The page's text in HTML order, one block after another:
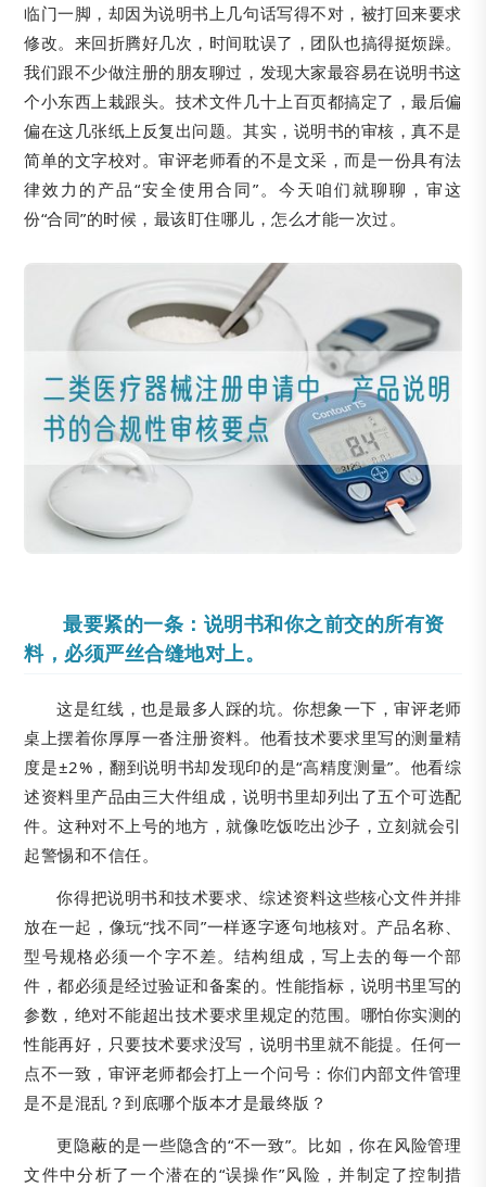
临门一脚，却因为说明书上几句话写得不对，被打回来要求
修改。来回折腾好几次，时间耽误了，团队也搞得挺烦躁。
我们跟不少做注册的朋友聊过，发现大家最容易在说明书这
个小东西上栽跟头。技术文件几十上百页都搞定了，最后偏
偏在这几张纸上反复出问题。其实，说明书的审核，真不是
简单的文字校对。审评老师看的不是文采，而是一份具有法
律效力的产品“安全使用合同”。今天咱们就聊聊，审这
份“合同”的时候，最该盯住哪儿，怎么才能一次过。
最要紧的一条：说明书和你之前交的所有资
料，必须严丝合缝地对上。
这是红线，也是最多人踩的坑。你想象一下，审评老师
桌上摆着你厚厚一沓注册资料。他看技术要求里写的测量精
度是±2%，翻到说明书却发现印的是“高精度测量”。他看综
述资料里产品由三大件组成，说明书里却列出了五个可选配
件。这种对不上号的地方，就像吃饭吃出沙子，立刻就会引
起警惕和不信任。
你得把说明书和技术要求、综述资料这些核心文件并排
放在一起，像玩“找不同”一样逐字逐句地核对。产品名称、
型号规格必须一个字不差。结构组成，写上去的每一个部
件，都必须是经过验证和备案的。性能指标，说明书里写的
参数，绝对不能超出技术要求里规定的范围。哪怕你实测的
性能再好，只要技术要求没写，说明书里就不能提。任何一
点不一致，审评老师都会打上一个问号：你们内部文件管理
是不是混乱？到底哪个版本才是最终版？
更隐蔽的是一些隐含的“不一致”。比如，你在风险管理
文件中分析了一个潜在的“误操作”风险，并制定了控制措